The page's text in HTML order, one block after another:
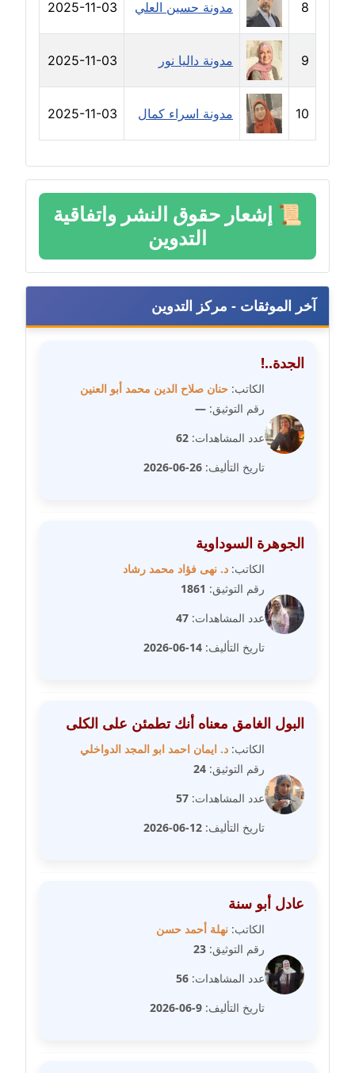
مدونة شرف الدين محمد
عاملة
مدونة شريف ابراهيم
عاملة
عاملة
مدونة شيماء حسني
عاملة
مدونة شيماء عبد المقصود
عاملة
مدونة شيماء عصام
مدونة شيماء عمارة
مدونة شيماء مكى
عاملة
مدونة صفاء فوزي
مدونة صفية الجيار
عاملة
مدونة طلبة رضوان
مدونة طه ابوزيد
عاملة
مدونة عاصم عرابي
مدونة عبد الحميد ابراهيم
عاملة
8 مدونة حسين العلي 2025-11-03
9 مدونة داليا نور 2025-11-03
10 مدونة اسراء كمال 2025-11-03
📜 إشعار حقوق النشر واتفاقية
التدوين
آخر الموثقات - مركز التدوين
الجدة..!
الكاتب: حنان صلاح الدين محمد أبو العنين
رقم التوثيق: —
عدد المشاهدات: 62
تاريخ التأليف: 26-06-2026
الجوهرة السوداوية
الكاتب: د. نهى فؤاد محمد رشاد
رقم التوثيق: 1861
عدد المشاهدات: 47
تاريخ التأليف: 14-06-2026
البول الغامق معناه أنك تطمئن على الكلى
الكاتب: د. ايمان احمد ابو المجد الدواخلي
رقم التوثيق: 24
عدد المشاهدات: 57
تاريخ التأليف: 12-06-2026
عادل أبو سنة
الكاتب: نهلة أحمد حسن
رقم التوثيق: 23
عدد المشاهدات: 56
تاريخ التأليف: 9-06-2026